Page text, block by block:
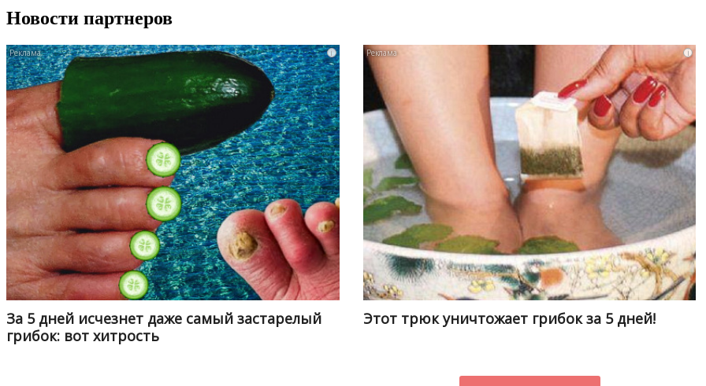
Новости партнеров
i
За 5 дней исчезнет даже самый застарелый
грибок: вот хитрость
i
Этот трюк уничтожает грибок за 5 дней!